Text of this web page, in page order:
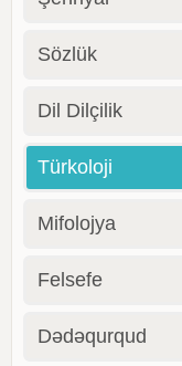
Sözlük
Dil Dilçilik
Türkoloji
Mifolojya
Felsefe
Dədəqurqud